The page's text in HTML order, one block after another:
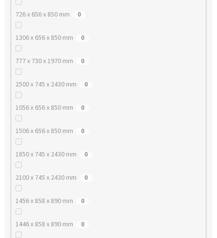
726 x 656 x 850 mm 0
1306 x 656 x 850 mm 0
777 x 730 x 1970 mm 0
2500 x 745 x 2430 mm 0
1056 x 656 x 850 mm 0
1506 x 656 x 850 mm 0
1850 x 745 x 2430 mm 0
2100 x 745 x 2430 mm 0
1456 x 858 x 890 mm 0
1446 x 858 x 890 mm 0